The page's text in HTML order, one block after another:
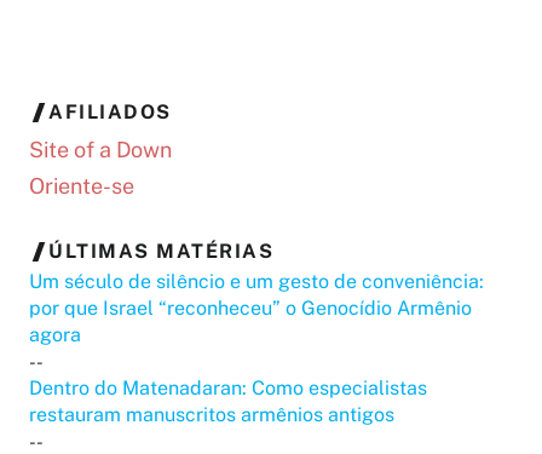
AFILIADOS
Site of a Down
Oriente-se
ÚLTIMAS MATÉRIAS
Um século de silêncio e um gesto de conveniência:
por que Israel “reconheceu” o Genocídio Armênio
agora
--
Dentro do Matenadaran: Como especialistas
restauram manuscritos armênios antigos
--